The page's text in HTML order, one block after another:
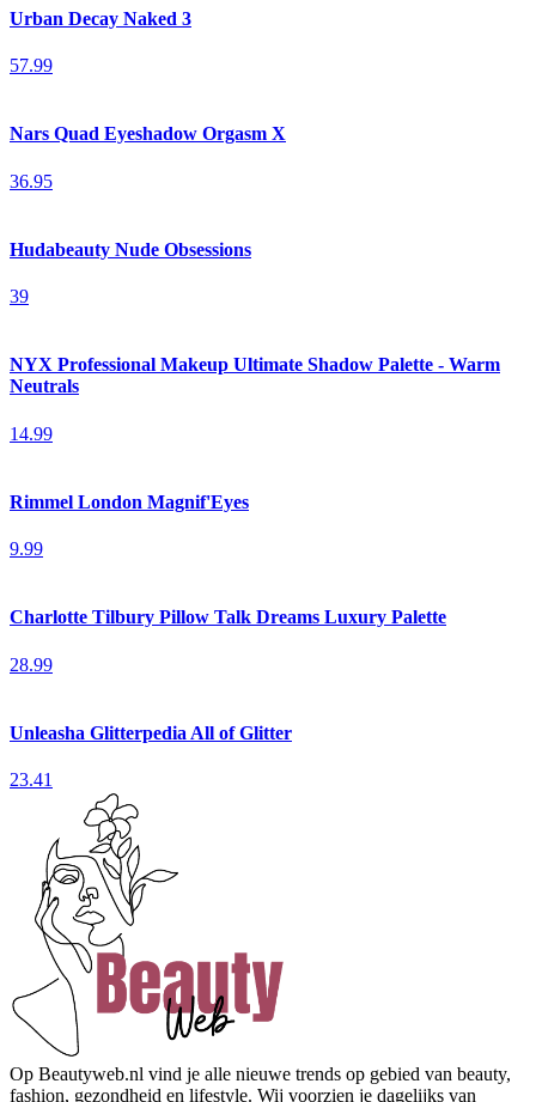
Urban Decay Naked 3
57.99
Nars Quad Eyeshadow Orgasm X
36.95
Hudabeauty Nude Obsessions
39
NYX Professional Makeup Ultimate Shadow Palette - Warm
Neutrals
14.99
Rimmel London Magnif'Eyes
9.99
Charlotte Tilbury Pillow Talk Dreams Luxury Palette
28.99
Unleasha Glitterpedia All of Glitter
23.41
Op Beautyweb.nl vind je alle nieuwe trends op gebied van beauty,
fashion, gezondheid en lifestyle. Wij voorzien je dagelijks van